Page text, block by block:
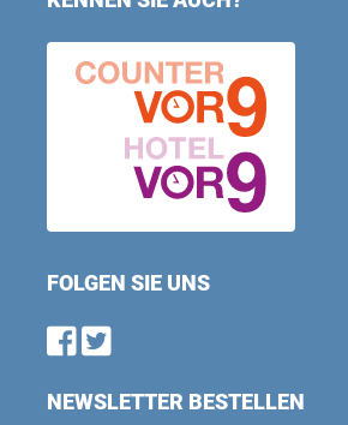
FOLGEN SIE UNS
Find us on
Follow us on
NEWSLETTER BESTELLEN